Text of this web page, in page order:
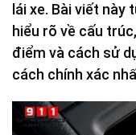
lái xe. Bài viết này
hiểu rõ về cấu
điểm và cách sử
cách chính xác